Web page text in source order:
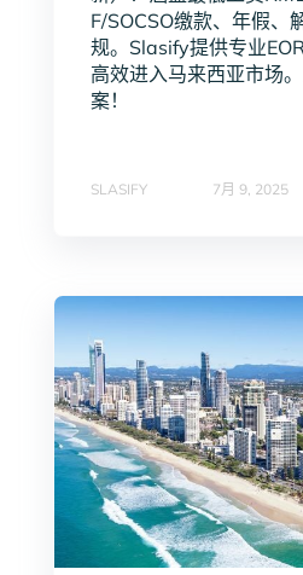
F/SOCSO缴款、年假、
规。Slasify提供专业
高效进入马来西亚市场
案！
SLASIFY 7月 9, 2025